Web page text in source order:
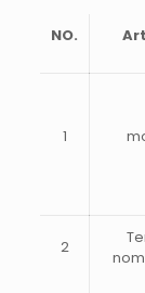
NO.
1
2